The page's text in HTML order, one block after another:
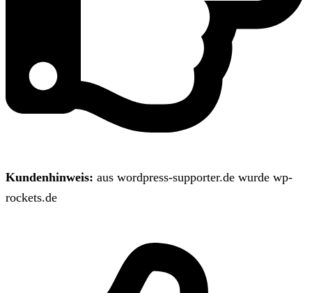
Kundenhinweis: aus wordpress-supporter.de wurde wp-
rockets.de